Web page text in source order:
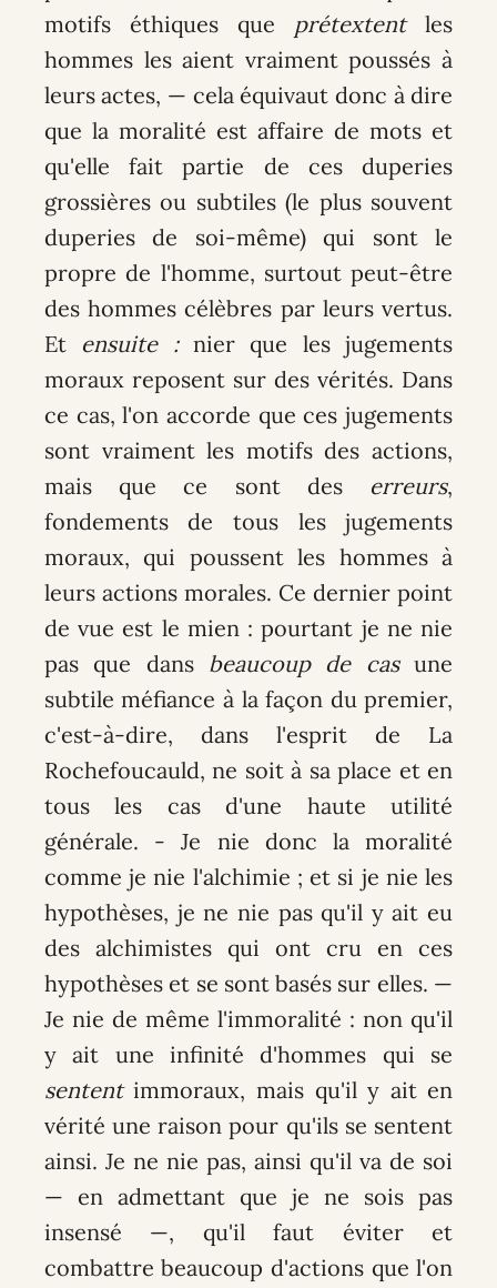
motifs éthiques que prétextentles
hommes les aient vraiment poussés à
leurs actes, — cela équivaut donc à dire
que la moralité est affaire de mots et
qu'elle fait partie de ces duperies
grossières ou subtiles (le plus souvent
duperies de soi-même) qui sont le
propre de l'homme, surtout peut-être
des hommes célèbres par leurs vertus.
Et ensuite :nier que les jugements
moraux reposent sur des vérités. Dans
ce cas, l'on accorde que ces jugements
sont vraiment les motifs des actions,
mais que ce sont des erreurs,
fondements de tous les jugements
moraux, qui poussent les hommes à
leurs actions morales. Ce dernier point
de vue est le mien : pourtant je ne nie
pas que dans beaucoup de casune
subtile méfiance à la façon du premier,
c'est-à-dire, dans l'esprit de La
Rochefoucauld, ne soit à sa place et en
tous les cas d'une haute utilité
générale. - Je nie donc la moralité
comme je nie l'alchimie ; et si je nie les
hypothèses, je ne nie pas qu'il y ait eu
des alchimistes qui ont cru en ces
hypothèses et se sont basés sur elles. —
Je nie de même l'immoralité : non qu'il
y ait une infinité d'hommes qui se
sententimmoraux, mais qu'il y ait en
vérité une raison pour qu'ils se sentent
ainsi. Je ne nie pas, ainsi qu'il va de soi
— en admettant que je ne sois pas
insensé —, qu'il faut éviter et
combattre beaucoup d'actions que l'on